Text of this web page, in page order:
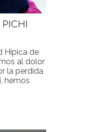
Hipica de
al dolor
la perdida
hemos